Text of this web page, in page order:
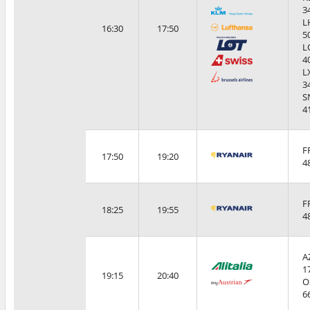
16:30 17:50
17:50 19:20
18:25 19:55
19:15 20:40